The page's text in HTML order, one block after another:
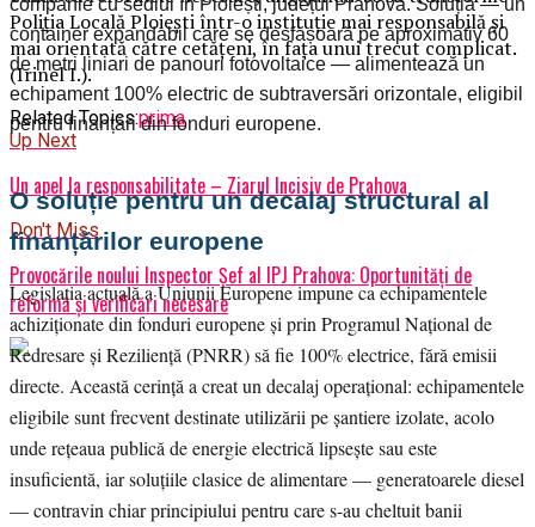
Poliția Locală Ploiești într-o instituție mai responsabilă și
mai orientată către cetățeni, în fața unui trecut complicat.
(Irinel I.).
Related Topics:prima
Up Next
Un apel la responsabilitate – Ziarul Incisiv de Prahova
Don't Miss
Provocările noului Inspector Șef al IPJ Prahova: Oportunități de
reformă și verificări necesare
companie cu sediul în Ploiești, județul Prahova. Soluția — un
container expandabil care se desfășoară pe aproximativ 60
de metri liniari de panouri fotovoltaice — alimentează un
echipament 100% electric de subtraversări orizontale, eligibil
pentru finanțări din fonduri europene.
O soluție pentru un decalaj structural al
finanțărilor europene
Legislația actuală a Uniunii Europene impune ca echipamentele
achiziționate din fonduri europene și prin Programul Național de
Redresare și Reziliență (PNRR) să fie 100% electrice, fără emisii
directe. Această cerință a creat un decalaj operațional: echipamentele
eligibile sunt frecvent destinate utilizării pe șantiere izolate, acolo
unde rețeaua publică de energie electrică lipsește sau este
insuficientă, iar soluțiile clasice de alimentare — generatoarele diesel
— contravin chiar principiului pentru care s-au cheltuit banii